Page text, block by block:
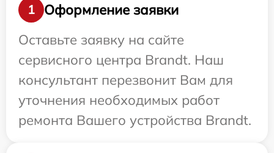
1
Оформление заявки
Оставьте заявку на сайте
сервисного центра Brandt. Наш
консультант перезвонит Вам для
уточнения необходимых работ
ремонта Вашего устройства Brandt.